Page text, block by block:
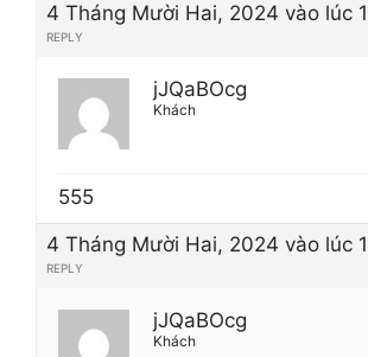
4 Tháng Mười Hai, 2024 vào lúc
REPLY
jJQaBOcg
Khách
555
4 Tháng Mười Hai, 2024 vào lúc
REPLY
jJQaBOcg
Khách